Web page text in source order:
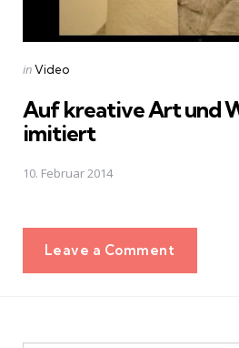
Posted
inVideo
Auf kreative Art und
imitiert
10. Februar 2014
Leave a Comment